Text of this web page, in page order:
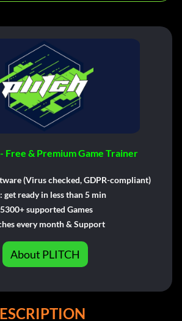
Free & Premium Game Trainer
(Virus checked, GDPR-compliant)
get ready in less than 5 min
supported Games
every month & Support
About PLITCH